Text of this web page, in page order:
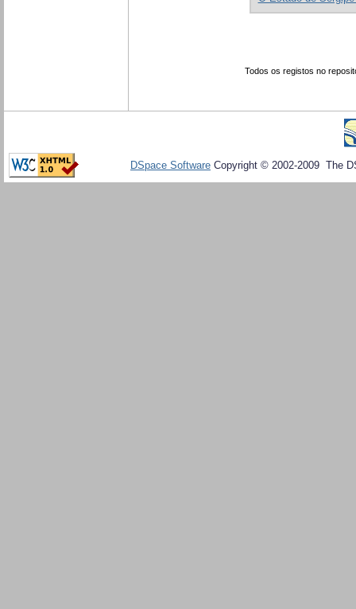
Todos os registos no
DSpace Software Copyright © 2002-2009 The